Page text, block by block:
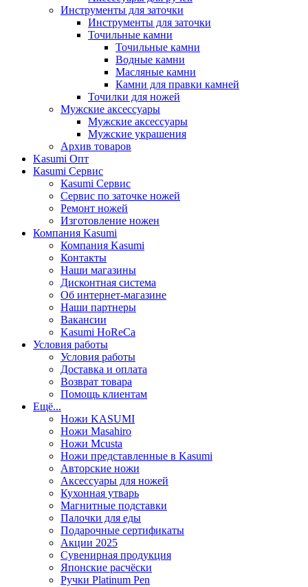
Инструменты для заточки
Инструменты для заточки
Точильные камни
Точильные камни
Водные камни
Масляные камни
Камни для правки камней
Точилки для ножей
Мужские аксессуары
Мужские аксессуары
Мужские украшения
Архив товаров
Kasumi Опт
Кasumi Сервис
Кasumi Сервис
Сервис по заточке ножей
Ремонт ножей
Изготовление ножен
Компания Kasumi
Компания Kasumi
Контакты
Наши магазины
Дисконтная система
Об интернет-магазине
Наши партнеры
Вакансии
Kasumi HoReCa
Условия работы
Условия работы
Доставка и оплата
Возврат товара
Помощь клиентам
Ещё...
Ножи KASUMI
Ножи Masahiro
Ножи Mcusta
Ножи представленные в Kasumi
Авторские ножи
Аксессуары для ножей
Кухонная утварь
Магнитные подставки
Палочки для еды
Подарочные сертификаты
Акции 2025
Сувенирная продукция
Японские расчёски
Ручки Platinum Pen